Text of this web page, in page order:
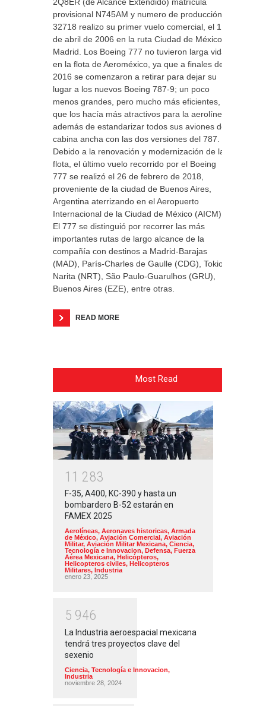
provisional N745AM y numero de producción
32718 realizo su primer vuelo comercial, el 1
de abril de 2006 en la ruta Ciudad de México –
Madrid. Los Boeing 777 no tuvieron larga vida
en la flota de Aeroméxico, ya que a finales de
2016 se comenzaron a retirar para dejar su
lugar a los nuevos Boeing 787-9; un poco
menos grandes, pero mucho más eficientes, lo
que los hacía más atractivos para la aerolínea,
además de estandarizar todos sus aviones de
cabina ancha con las dos versiones del 787.
Debido a la renovación y modernización de la
flota, el último vuelo recorrido por el Boeing
777 se realizó el 26 de febrero de 2018,
proveniente de la ciudad de Buenos Aires,
Argentina aterrizando en el Aeropuerto
Internacional de la Ciudad de México (AICM).
El 777 se distinguió por recorrer las más
importantes rutas de largo alcance de la
compañía con destinos a Madrid-Barajas
(MAD), París-Charles de Gaulle (CDG), Tokio-
Narita (NRT), São Paulo-Guarulhos (GRU),
Buenos Aires (EZE), entre otras.
READ MORE
Most Read
1 1 283
F-35, A400, KC-390 y hasta un
bombardero B-52 estarán en
FAMEX 2025
Aerolíneas, Aeronaves historicas, Armada
de México, Aviación Comercial, Aviación
Militar, Aviación Militar Mexicana, Ciencia,
Tecnología e Innovacion, Defensa, Fuerza
Aérea Mexicana, Helicópteros,
Helicopteros civiles, Helicopteros
Militares, Industria
enero 23, 2025
5 946
La Industria aeroespacial mexicana
tendrá tres proyectos clave del
sexenio
Ciencia, Tecnología e Innovacion,
Industria
noviembre 28, 2024